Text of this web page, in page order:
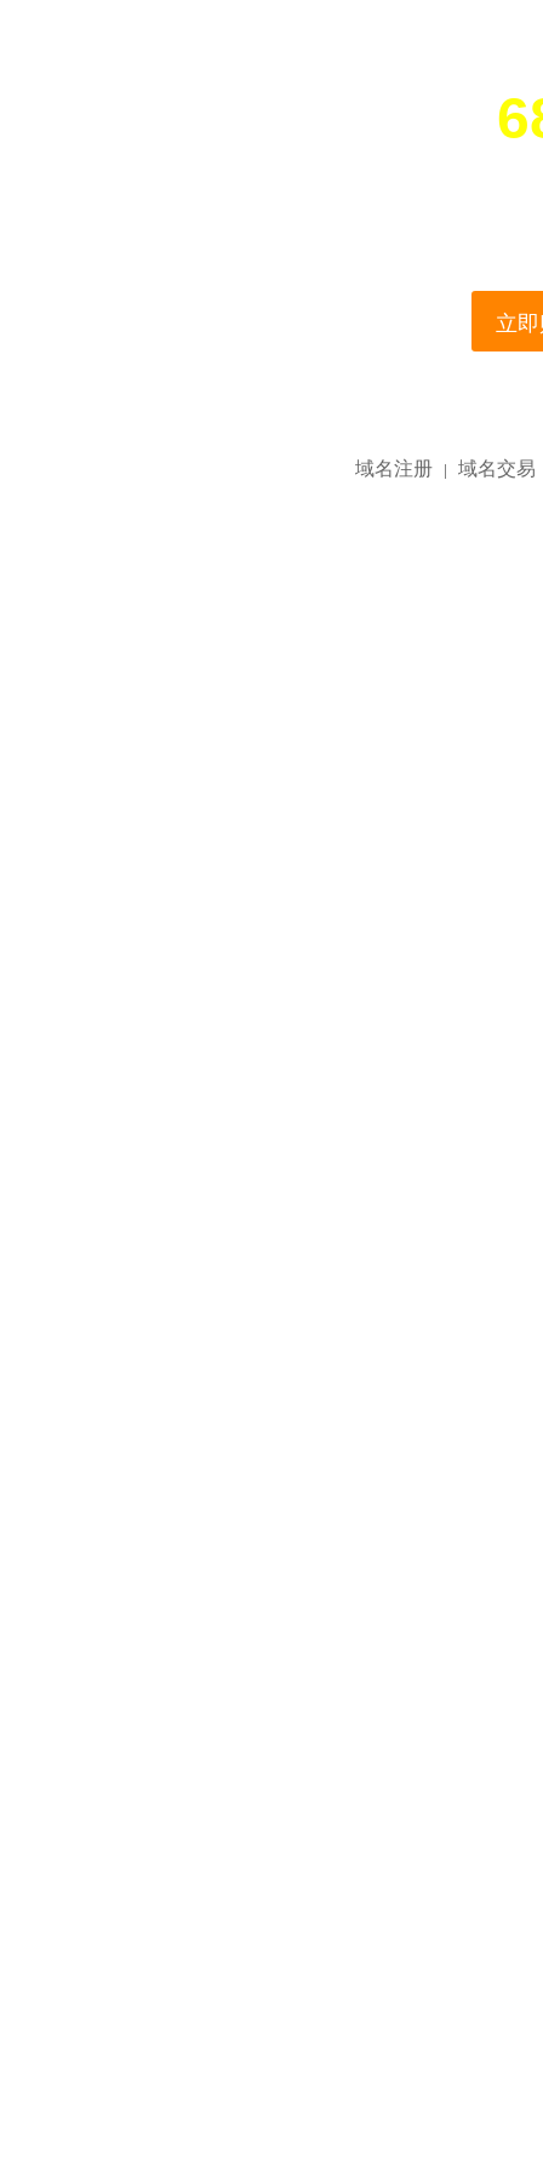
立
域名注册 | 域名交易